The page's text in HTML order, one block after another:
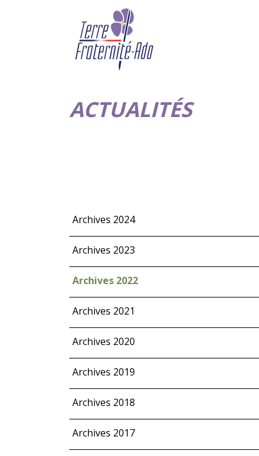
ACTUALITÉS
Archives 2024
Archives 2023
Archives 2022
Archives 2021
Archives 2020
Archives 2019
Archives 2018
Archives 2017